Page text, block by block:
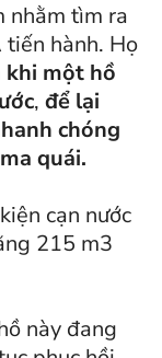
nhằm tìm ra
hành. Họ
một hồ
, để lại
chóng
quái.
cạn nước
215 m3
này đang